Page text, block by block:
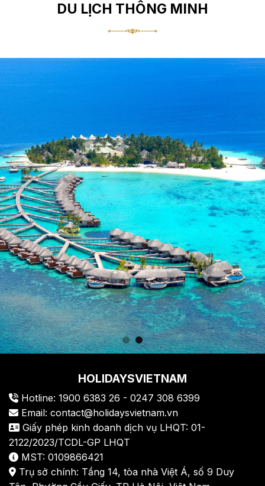
DU LỊCH THÔNG MINH
HOLIDAYSVIETNAM
Hotline: 1900 6383 26 - 0247 308 6399
Email: contact@holidaysvietnam.vn
Giấy phép kinh doanh dịch vụ LHQT: 01-
2122/2023/TCDL-GP LHQT
MST: 0109866421
Trụ sở chính: Tầng 14, tòa nhà Việt Á, số 9 Duy